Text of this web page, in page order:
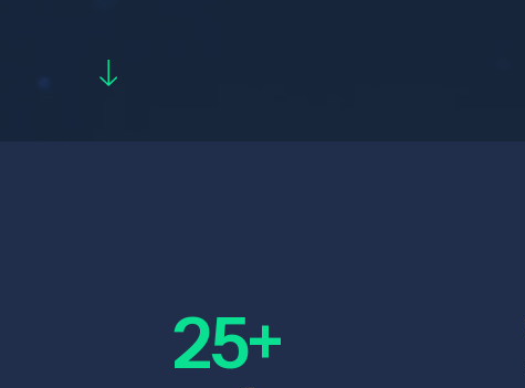
25+